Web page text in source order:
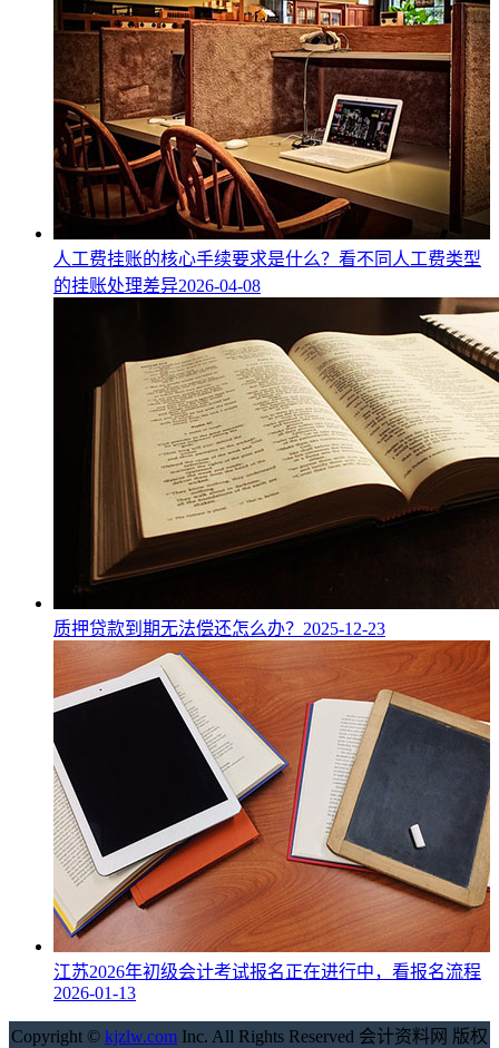
人工费挂账的核心手续要求是什么？看不同人工费类型
的挂账处理差异2026-04-08
质押贷款到期无法偿还怎么办？ 2025-12-23
江苏2026年初级会计考试报名正在进行中，看报名流程
2026-01-13
Copyright © kjzlw.com Inc. All Rights Reserved 会计资料网 版权